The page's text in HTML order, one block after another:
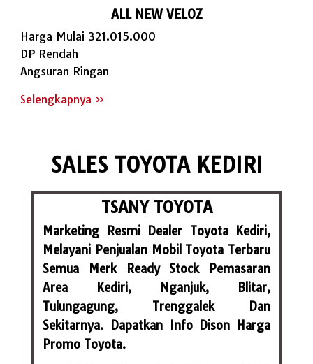
ALL NEW VELOZ
Harga Mulai 321.015.000
DP Rendah
Angsuran Ringan
Selengkapnya »
SALES TOYOTA KEDIRI
TSANY TOYOTA
Marketing Resmi Dealer Toyota Kediri,
Melayani Penjualan Mobil Toyota Terbaru
Semua Merk Ready Stock Pemasaran
Area Kediri, Nganjuk, Blitar,
Tulungagung, Trenggalek Dan
Sekitarnya. Dapatkan Info Dison Harga
Promo Toyota.